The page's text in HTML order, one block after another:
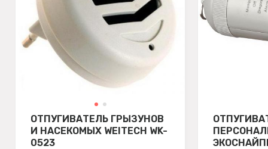
ОТПУГИВАТЕЛЬ ГРЫЗУНОВ
И НАСЕКОМЫХ WEITECH WK-
0523